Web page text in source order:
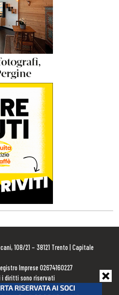
108/21 – 38121 Trento | Capitale
Imprese 02674160227
diritti sono riservati